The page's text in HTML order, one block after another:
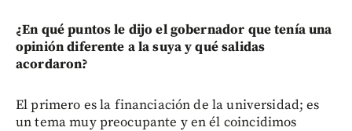
¿En qué puntos le dijo el gobernador que tenía una
opinión diferente a la suya y qué salidas
acordaron?
El primero es la financiación de la universidad; es
un tema muy preocupante y en él coincidimos